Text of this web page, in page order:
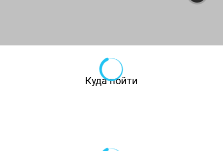
говоря уже о горячих блюдах, ингредиенты в
поставляют из Приэльбрусья.
Возможно, в этом кроется смысл
Куда пойти